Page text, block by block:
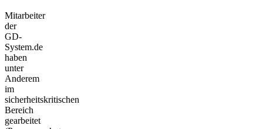
Mitarbeiter
der
GD-
System.de
haben
unter
Anderem
im
sicherheitskritischen
Bereich
gearbeitet